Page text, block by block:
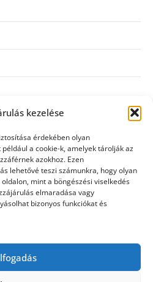
kezelése
érdekében olyan
a cookie-k, amelyek tárolják az
azokhoz. Ezen
lehetővé teszi számunkra, hogy olyan
mint a böngészési viselkedés
elmaradása vagy
bizonyos funkciókat és